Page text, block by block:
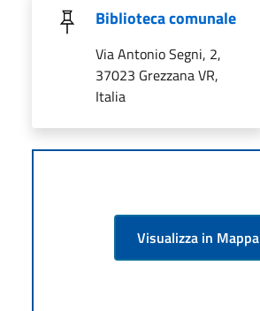
Biblioteca comunale
Via Antonio Segni, 2,
37023 Grezzana VR,
Italia
Visualizza in Mappa